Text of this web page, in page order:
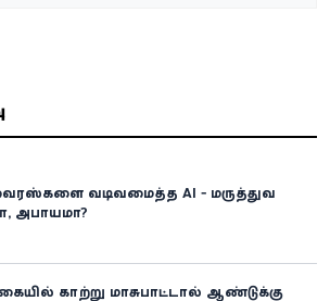
வைரஸ்களை வடிவமைத்த AI - மருத்துவ
அபாயமா?
காற்று மாசுபாட்டால் ஆண்டுக்கு